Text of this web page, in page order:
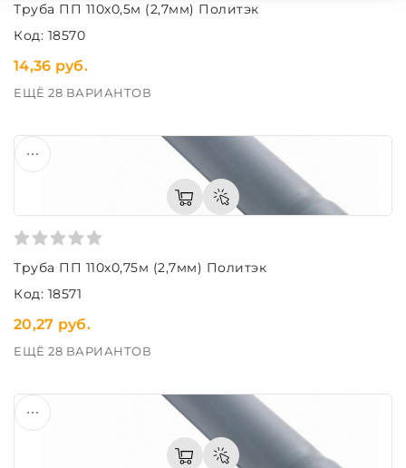
Труба ПП 110х0,5м (2,7мм) Политэк
Код: 18570
14,36 руб.
ЕЩЁ 28 ВАРИАНТОВ
Труба ПП 110х0,75м (2,7мм) Политэк
Код: 18571
20,27 руб.
ЕЩЁ 28 ВАРИАНТОВ